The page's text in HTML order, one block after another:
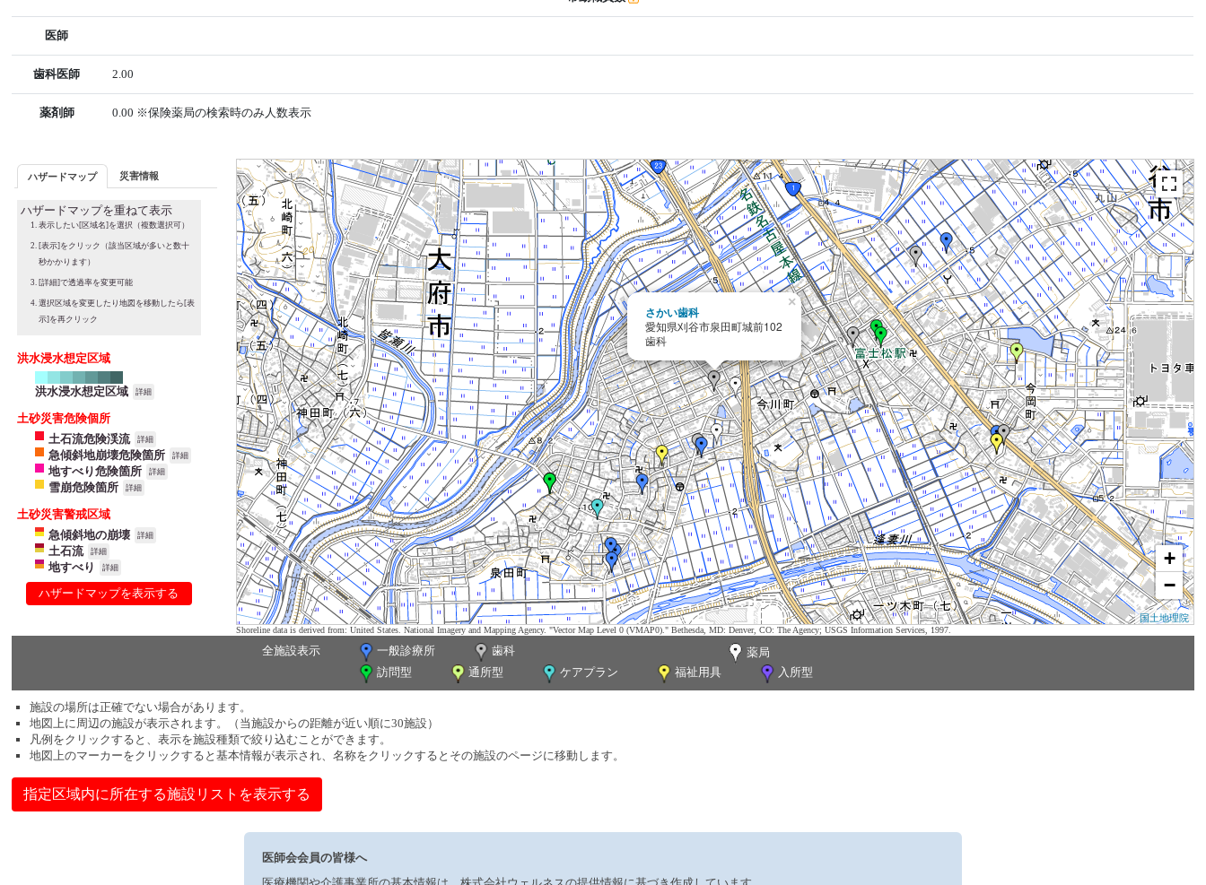
医師
歯科医師 2.00
薬剤師 0.00 ※保険薬局の検索時のみ人数表示
ハザードマップ 災害情報
ハザードマップを重ねて表示
表示したい[区域名]を選択（複数選択可）
[表示]をクリック（該当区域が多いと数十
秒かかります）
[詳細]で透過率を変更可能
選択区域を変更したり地図を移動したら[表
示]を再クリック
洪水浸水想定区域
洪水浸水想定区域 詳細
土砂災害危険個所
土石流危険渓流
詳細
急傾斜地崩壊危険箇所 詳細
地すべり危険箇所 詳細
雪崩危険箇所 詳細
土砂災害警戒区域
急傾斜地の崩壊
詳細
土石流 詳細
地すべり 詳細
ハザードマップを表示する
さかい歯科
愛知県刈谷市泉田町城前102
歯科
×
+
−
国土地理院
Shoreline data is derived from: United States. National Imagery and Mapping Agency. "Vector Map Level 0 (VMAP0)." Bethesda, MD: Denver, CO: The Agency; USGS Information Services, 1997.
全施設表示 一般診療所 歯科
薬局
訪問型
通所型 ケアプラン 福祉用具 入所型
施設の場所は正確でない場合があります。
地図上に周辺の施設が表示されます。（当施設からの距離が近い順に30施設）
凡例をクリックすると、表示を施設種類で絞り込むことができます。
地図上のマーカーをクリックすると基本情報が表示され、名称をクリックするとその施設のページに移動します。
指定区域内に所在する施設リストを表示する
医師会会員の皆様へ